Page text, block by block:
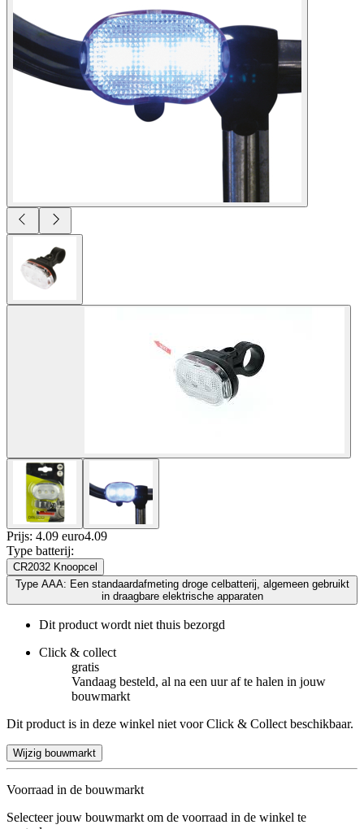
Prijs: 4.09 euro4.09
Type batterij:
CR2032 Knoopcel
Type AAA: Een standaardafmeting droge celbatterij, algemeen gebruikt
in draagbare elektrische apparaten
Dit product wordt niet thuis bezorgd
Click & collect
gratis
Vandaag besteld, al na een uur af te halen in jouw
bouwmarkt
Dit product is in deze winkel niet voor Click & Collect beschikbaar.
Wijzig bouwmarkt
Voorraad in de bouwmarkt
Selecteer jouw bouwmarkt om de voorraad in de winkel te